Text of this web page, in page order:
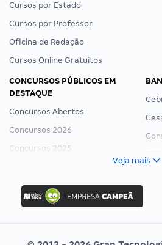
Cursos por Estado
Cursos por Professor
Oficina de Redação
Cursos Online Gratuitos
CONCURSOS PÚBLICOS EM
DESTAQUE
Concursos Abertos
Concursos 2026
Concursos 2025
Concurso Ibama
Concurso MPU
Editais publicados
Veja mais